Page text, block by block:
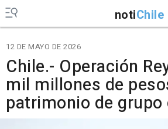
notiChile
12 DE MAYO DE 2026
Chile.- Operación
mil millones de
patrimonio de